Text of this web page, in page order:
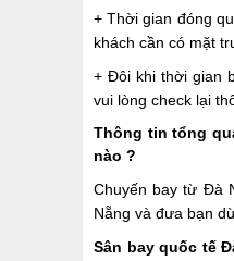
+ Thời gian đóng
khách cần có mặt
+ Đôi khi thời gian
vui lòng check lại
Thông tin tổng
nào ?
Chuyến bay từ Đà
Nẵng và đưa bạn
Sân bay quốc tế